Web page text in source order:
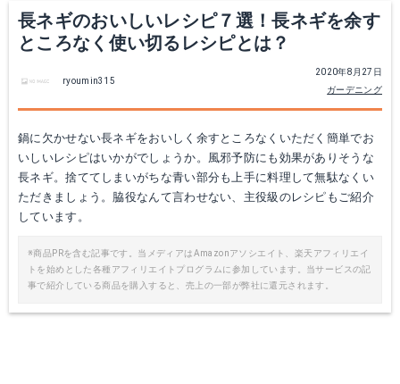
長ネギのおいしいレシピ７選！長ネギを余す
ところなく使い切るレシピとは？
2020年8月27日
ガーデニング
ryoumin315
鍋に欠かせない長ネギをおいしく余すところなくいただく簡単でお
いしいレシピはいかがでしょうか。風邪予防にも効果がありそうな
長ネギ。捨ててしまいがちな青い部分も上手に料理して無駄なくい
ただきましょう。脇役なんて言わせない、主役級のレシピもご紹介
しています。
※商品PRを含む記事です。当メディアはAmazonアソシエイト、楽天アフィリエイ
トを始めとした各種アフィリエイトプログラムに参加しています。当サービスの記
事で紹介している商品を購入すると、売上の一部が弊社に還元されます。